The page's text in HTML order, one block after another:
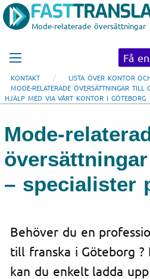
Mode-relaterade översättningar
Få
KONTAKT
LISTA ÖVER KONTOR
MODE-RELATERADE ÖVERSÄTTNINGAR
HJÄLP MED VIA VÅRT KONTOR I GÖTEBORG
Mode-
– specialister
Behöver du en
till franska i Göteborg ?
kan du enkelt ladda